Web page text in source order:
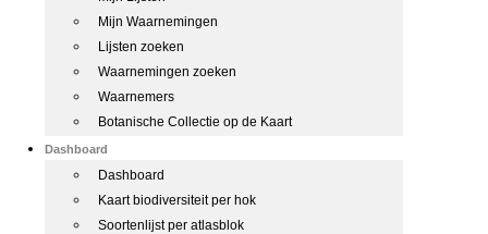
Mijn Waarnemingen
Lijsten zoeken
Waarnemingen zoeken
Waarnemers
Botanische Collectie op de Kaart
Dashboard
Dashboard
Kaart biodiversiteit per hok
Soortenlijst per atlasblok